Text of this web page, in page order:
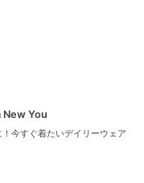
New You
今すぐ着たいデイリーウェア